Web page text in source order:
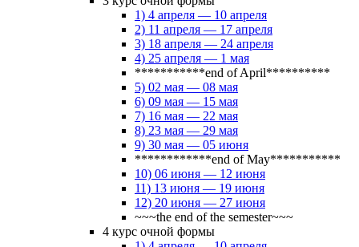
1) 4 апреля — 10 апреля
2) 11 апреля — 17 апреля
3) 18 апреля — 24 апреля
4) 25 апреля — 1 мая
***********end of April**********
5) 02 мая — 08 мая
6) 09 мая — 15 мая
7) 16 мая — 22 мая
8) 23 мая — 29 мая
9) 30 мая — 05 июня
************end of May***********
10) 06 июня — 12 июня
11) 13 июня — 19 июня
12) 20 июня — 27 июня
~~~the end of the semester~~~
4 курс очной формы